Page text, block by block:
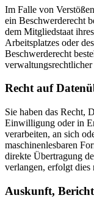
Im Falle von
ein Beschwerderecht
dem Mitgliedstaat
Arbeitsplatzes oder
Beschwerderecht
Recht auf
Sie haben das Recht,
Einwilligung oder in
verarbeiten, an sich
maschinenlesbaren
direkte Übertragung
verlangen, erfolgt dies
Auskunft,